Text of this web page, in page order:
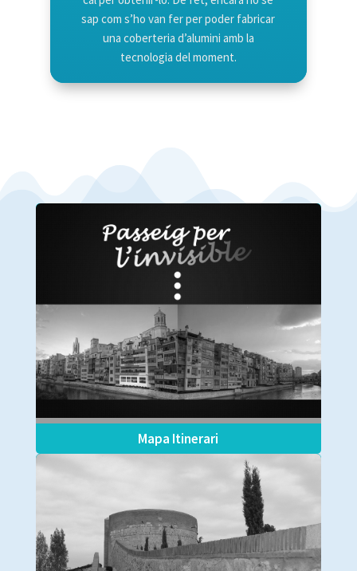
sap com s’ho van fer per poder fabricar
una coberteria d’alumini amb la
tecnologia del moment.
Mapa Itinerari